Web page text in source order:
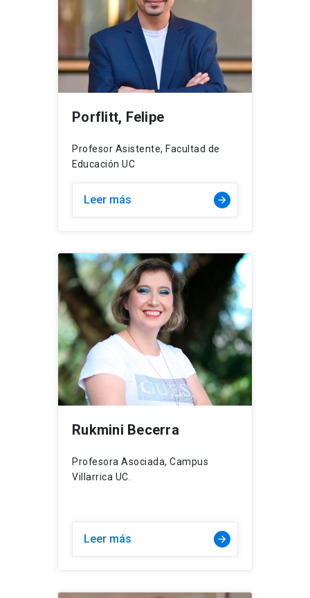
Porflitt, Felipe
Profesor Asistente, Facultad de
Educación UC
Leer más
Rukmini Becerra
Profesora Asociada, Campus
Villarrica UC.
Leer más